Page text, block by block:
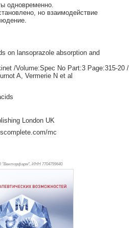
одновременно.
но взаимодействие
on lansoprazole absorption and
/Volume:Spec No Part:3 Page:315-20 /
A, Vermerie N et al
London UK
mc
"Векторфарм", ИНН 7704799640